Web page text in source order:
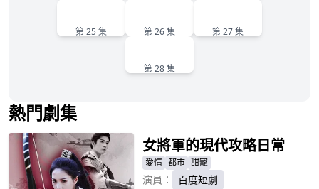
第 25 集 第 26 集 第 27 集
第 28 集
熱門劇集
女將軍的現代攻略日常
愛情 都市 甜寵
演員：
百度短劇